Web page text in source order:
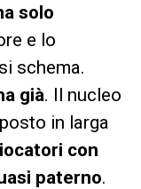
solo
e lo
schema.
già. Il nucleo
in larga
con
paterno.